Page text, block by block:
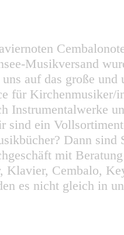
Musikversand
auf das große
für
Instrumentalwerke
ein
Dann
mit
Klavier, Cembalo,
es nicht gleich in